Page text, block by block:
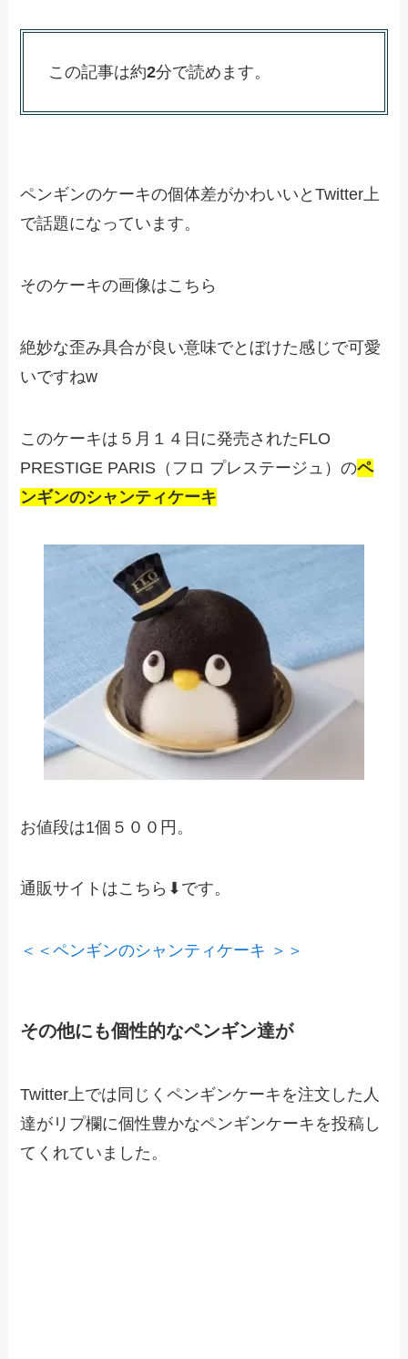
この記事は約2分で読めます。
ペンギンのケーキの個体差がかわいいとTwitter上
で話題になっています。
そのケーキの画像はこちら
絶妙な歪み具合が良い意味でとぼけた感じで可愛
いですねw
このケーキは５月１４日に発売されたFLO
PRESTIGE PARIS（フロ プレステージュ）のペ
ンギンのシャンティケーキ
お値段は1個５００円。
通販サイトはこちら⬇︎です。
＜＜ペンギンのシャンティケーキ ＞＞
その他にも個性的なペンギン達が
Twitter上では同じくペンギンケーキを注文した人
達がリプ欄に個性豊かなペンギンケーキを投稿し
てくれていました。